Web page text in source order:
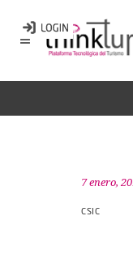
7 enero,
CSIC